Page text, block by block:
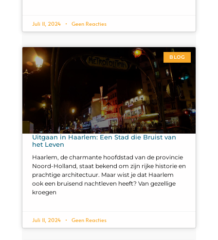
Juli 11, 2024 Geen Reacties
BLOG
Uitgaan in Haarlem: Een Stad die Bruist van
het Leven
Haarlem, de charmante hoofdstad van de provincie
Noord-Holland, staat bekend om zijn rijke historie en
prachtige architectuur. Maar wist je dat Haarlem
ook een bruisend nachtleven heeft? Van gezellige
kroegen
Juli 11, 2024 Geen Reacties